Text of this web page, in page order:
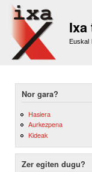
Ixa
Euskal
Nor gara?
Hasiera
Aurkezpena
Kideak
Zer egiten dugu?